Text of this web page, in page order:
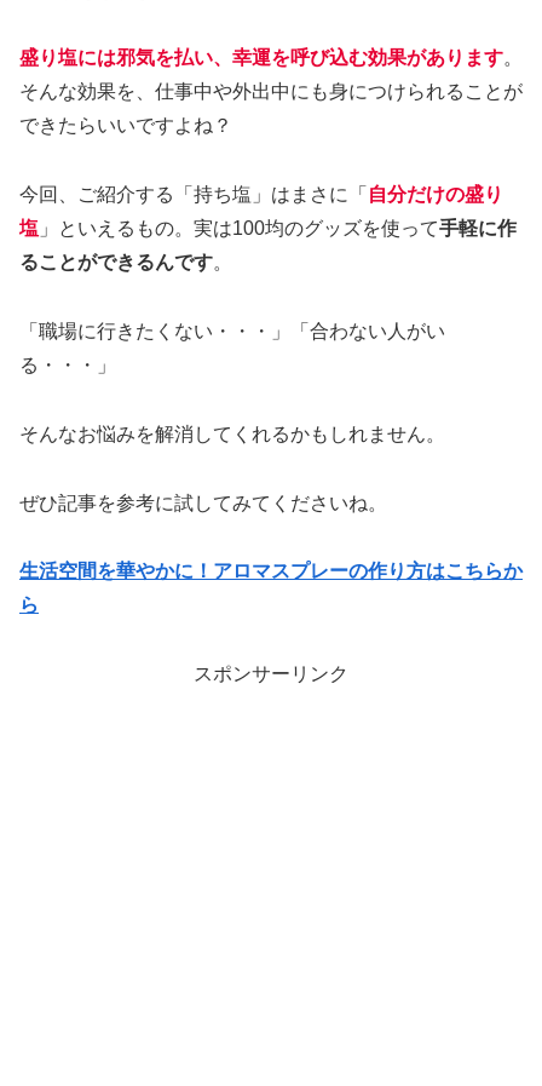
盛り塩には邪気を払い、幸運を呼び込む効果があります。
そんな効果を、仕事中や外出中にも身につけられることが
できたらいいですよね？
今回、ご紹介する「持ち塩」はまさに「 自分だけの盛り
塩 」といえるもの。実は100均のグッズを使って手軽に作
ることができるんです。
「職場に行きたくない・・・」「合わない人がい
る・・・」
そんなお悩みを解消してくれるかもしれません。
ぜひ記事を参考に試してみてくださいね。
生活空間を華やかに！アロマスプレーの作り方はこちらか
ら
スポンサーリンク